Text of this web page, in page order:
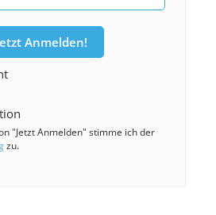
Anmelden!
"Jetzt Anmelden" stimme ich der
zu.